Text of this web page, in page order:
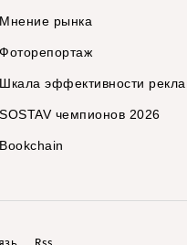
Мнение рынка
Фоторепортаж
Шкала эффективности
SOSTAV чемпионов 2026
Bookchain